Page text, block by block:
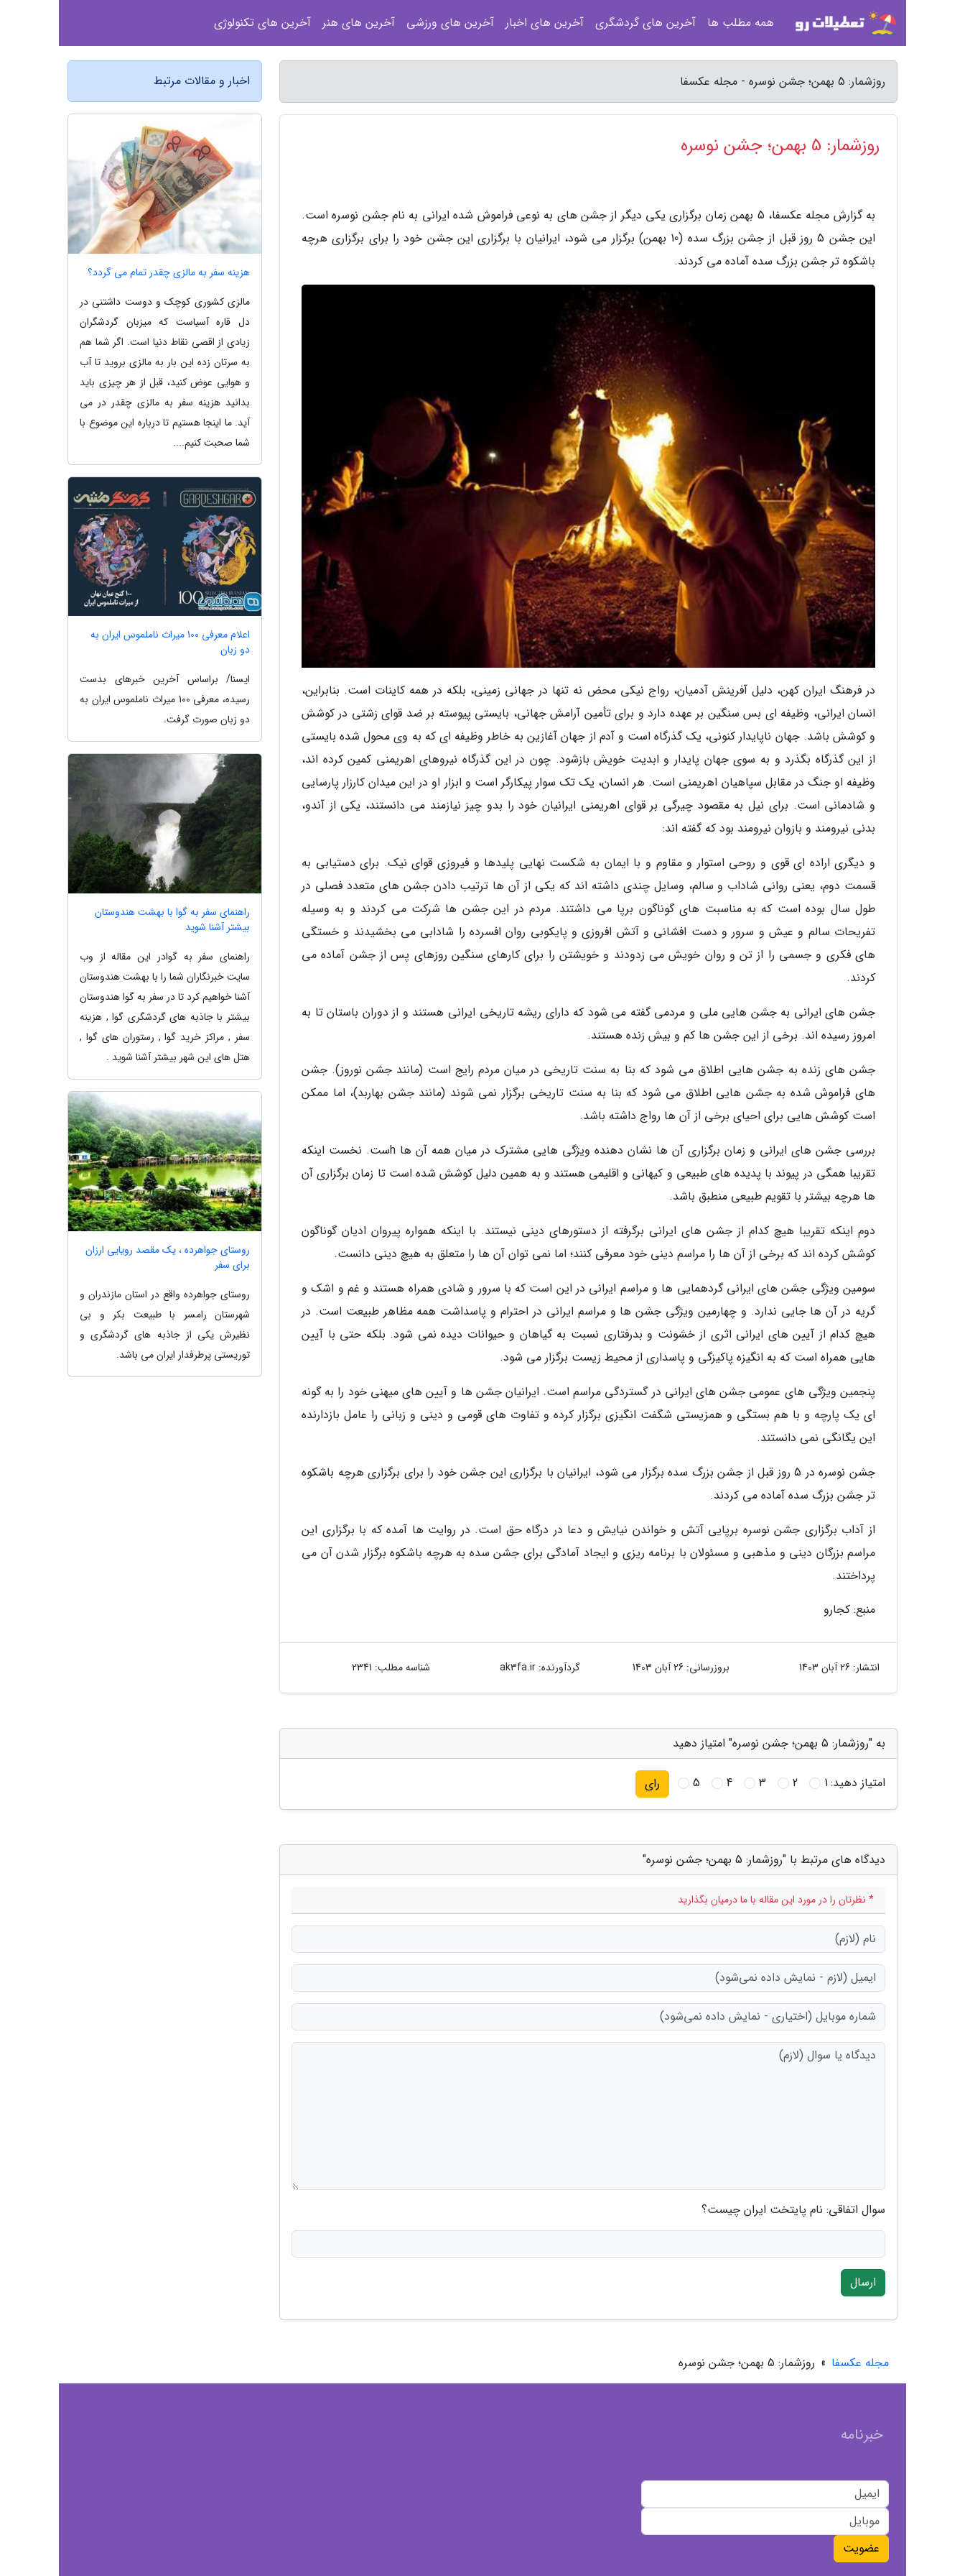
روزشمار: 5 بهمن؛ جشن نوسره - مجله عکسفا
روزشمار: 5 بهمن؛ جشن نوسره
به گزارش مجله عکسفا، 5 بهمن زمان برگزاری یکی دیگر از جشن های به نوعی فراموش شده ایرانی به نام جشن نوسره است.
این جشن 5 روز قبل از جشن بزرگ سده (10 بهمن) برگزار می شود، ایرانیان با برگزاری این جشن خود را برای برگزاری هرچه
باشکوه تر جشن بزرگ سده آماده می کردند.
در فرهنگ ایران کهن، دلیل آفرینش آدمیان، رواج نیکی محض نه تنها در جهانی زمینی، بلکه در همه کاینات است. بنابراین،
انسان ایرانی، وظیفه ای بس سنگین بر عهده دارد و برای تأمین آرامش جهانی، بایستی پیوسته بر ضد قوای زشتی در کوشش
و کوشش باشد. جهان ناپایدار کنونی، یک گذرگاه است و آدم از جهان آغازین به خاطر وظیفه ای که به وی محول شده بایستی
از این گذرگاه بگذرد و به سوی جهان پایدار و ابدیت خویش بازشود. چون در این گذرگاه نیروهای اهریمنی کمین کرده اند،
وظیفه او جنگ در مقابل سپاهیان اهریمنی است. هر انسان، یک تک سوار پیکارگر است و ابزار او در این میدان کارزار پارسایی
و شادمانی است. برای نیل به مقصود چیرگی بر قوای اهریمنی ایرانیان خود را بدو چیز نیازمند می دانستند، یکی از آندو،
بدنی نیرومند و بازوان نیرومند بود که گفته اند:
و دیگری اراده ای قوی و روحی استوار و مقاوم و با ایمان به شکست نهایی پلیدها و فیروزی قوای نیک. برای دستیابی به
قسمت دوم، یعنی روانی شاداب و سالم، وسایل چندی داشته اند که یکی از آن ها ترتیب دادن جشن های متعدد فصلی در
طول سال بوده است که به مناسبت های گوناگون برپا می داشتند. مردم در این جشن ها شرکت می کردند و به وسیله
تفریحات سالم و عیش و سرور و دست افشانی و آتش افروزی و پایکوبی روان افسرده را شادابی می بخشیدند و خستگی
های فکری و جسمی را از تن و روان خویش می زدودند و خویشتن را برای کارهای سنگین روزهای پس از جشن آماده می
کردند.
جشن های ایرانی به جشن هایی ملی و مردمی گفته می شود که دارای ریشه تاریخی ایرانی هستند و از دوران باستان تا به
امروز رسیده اند. برخی از این جشن ها کم و بیش زنده هستند.
جشن های زنده به جشن هایی اطلاق می شود که بنا به سنت تاریخی در میان مردم رایج است (مانند جشن نوروز). جشن
های فراموش شده به جشن هایی اطلاق می شود که بنا به سنت تاریخی برگزار نمی شوند (مانند جشن بهاربد)، اما ممکن
است کوشش هایی برای احیای برخی از آن ها رواج داشته باشد.
بررسی جشن های ایرانی و زمان برگزاری آن ها نشان دهنده ویژگی هایی مشترک در میان همه آن ها hست. نخست اینکه
تقریبا همگی در پیوند با پدیده های طبیعی و کیهانی و اقلیمی هستند و به همین دلیل کوشش شده است تا زمان برگزاری آن
ها هرچه بیشتر با تقویم طبیعی منطبق باشد.
دوم اینکه تقریبا هیچ کدام از جشن های ایرانی برگرفته از دستورهای دینی نیستند. با اینکه همواره پیروان ادیان گوناگون
کوشش کرده اند که برخی از آن ها را مراسم دینی خود معرفی کنند؛ اما نمی توان آن ها را متعلق به هیچ دینی دانست.
سومین ویژگی جشن های ایرانی گردهمایی ها و مراسم ایرانی در این است که با سرور و شادی همراه هستند و غم و اشک و
گریه در آن ها جایی ندارد. و چهارمین ویژگی جشن ها و مراسم ایرانی در احترام و پاسداشت همه مظاهر طبیعت است. در
هیچ کدام از آیین های ایرانی اثری از خشونت و بدرفتاری نسبت به گیاهان و حیوانات دیده نمی شود. بلکه حتی با آیین
هایی همراه است که به انگیزه پاکیزگی و پاسداری از محیط زیست برگزار می شود.
پنجمین ویژگی های عمومی جشن های ایرانی در گستردگی مراسم است. ایرانیان جشن ها و آیین های میهنی خود را به گونه
ای یک پارچه و با هم بستگی و همزیستی شگفت انگیزی برگزار کرده و تفاوت های قومی و دینی و زبانی را عامل بازدارنده
این یگانگی نمی دانستند.
جشن نوسره در 5 روز قبل از جشن بزرگ سده برگزار می شود، ایرانیان با برگزاری این جشن خود را برای برگزاری هرچه باشکوه
تر جشن بزرگ سده آماده می کردند.
از آداب برگزاری جشن نوسره برپایی آتش و خواندن نیایش و دعا در درگاه حق است. در روایت ها آمده که با برگزاری این
مراسم بزرگان دینی و مذهبی و مسئولان با برنامه ریزی و ایجاد آمادگی برای جشن سده به هرچه باشکوه برگزار شدن آن می
پرداختند.
منبع: کجارو
انتشار: 26 آبان 1403 بروزرسانی: 26 آبان 1403 گردآورنده:ak3fa.ir شناسه مطلب: 2341
به "روزشمار: 5 بهمن؛ جشن نوسره" امتیاز دهید
امتیاز دهید:1
2
3
4
5 رای
دیدگاه های مرتبط با "روزشمار: 5 بهمن؛ جشن نوسره"
* نظرتان را در مورد این مقاله با ما درمیان بگذارید
سوال اتفاقی: نام پایتخت ایران چیست؟
ارسال
اخبار و مقالات مرتبط
هزینه سفر به مالزی چقدر تمام می گردد؟
مالزی کشوری کوچک و دوست داشتنی در
دل قاره آسیاست که میزبان گردشگران
زیادی از اقصی نقاط دنیا است. اگر شما هم
به سرتان زده این بار به مالزی بروید تا آب
و هوایی عوض کنید، قبل از هر چیزی باید
بدانید هزینه سفر به مالزی چقدر در می
آید. ما اینجا هستیم تا درباره این موضوع با
شما صحبت کنیم....
اعلام معرفی 100 میراث ناملموس ایران به
دو زبان
ایسنا/ براساس آخرین خبرهای بدست
رسیده، معرفی 100 میراث ناملموس ایران به
دو زبان صورت گرفت.
راهنمای سفر به گوا با بهشت هندوستان
بیشتر آشنا شوید
راهنمای سفر به گوادر این مقاله از وب
سایت خبرنگاران شما را با بهشت هندوستان
آشنا خواهیم کرد تا در سفر به گوا هندوستان
بیشتر با جاذبه های گردشگری گوا , هزینه
سفر , مراکز خرید گوا , رستوران های گوا ,
هتل های این شهر بیشتر آشنا شوید .
روستای جواهرده ، یک مقصد رویایی ارزان
برای سفر
روستای جواهرده واقع در استان مازندران و
شهرستان رامسر با طبیعت بکر و بی
نظیرش یکی از جاذبه های گردشگری و
توریستی پرطرفدار ایران می باشد.
مجله عکسفا » روزشمار: 5 بهمن؛ جشن نوسره
همه مطلب ها آخرین های گردشگری آخرین های اخبار آخرین های ورزشی آخرین های هنر آخرین های تکنولوژی
خبرنامه
عضویت